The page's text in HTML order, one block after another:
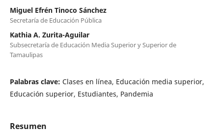
Miguel Efrén Tinoco Sánchez
Secretaría de Educación Pública
Kathia A. Zurita-Aguilar
Subsecretaría de Educación Media Superior y Superior de
Tamaulipas
Palabras clave: Clases en línea, Educación media superior,
Educación superior, Estudiantes, Pandemia
Resumen